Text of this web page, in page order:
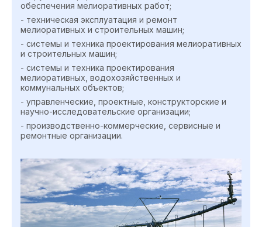
обеспечения мелиоративных работ;
- техническая эксплуатация и ремонт
мелиоративных и строительных машин;
- системы и техника проектирования мелиоративных
и строительных машин;
- системы и техника проектирования
мелиоративных, водохозяйственных и
коммунальных объектов;
- управленческие, проектные, конструкторские и
научно-исследовательские организации;
- производственно-коммерческие, сервисные и
ремонтные организации.